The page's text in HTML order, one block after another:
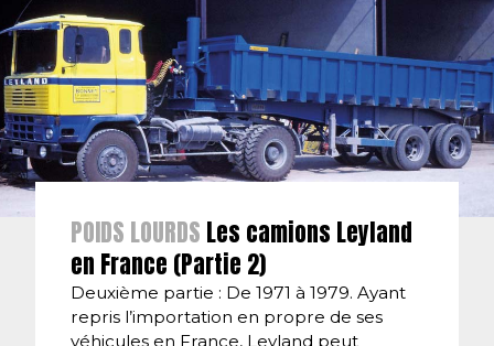
POIDS LOURDS Les camions Leyland
en France (Partie 2)
Deuxième partie : De 1971 à 1979. Ayant
repris l’importation en propre de ses
véhicules en France, Leyland peut